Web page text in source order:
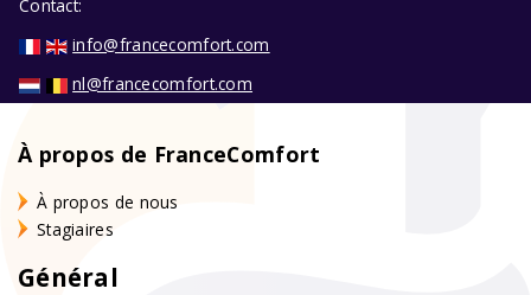
Contact:
info@francecomfort.com
nl@francecomfort.com
À propos de FranceComfort
À propos de nous
Stagiaires
Général